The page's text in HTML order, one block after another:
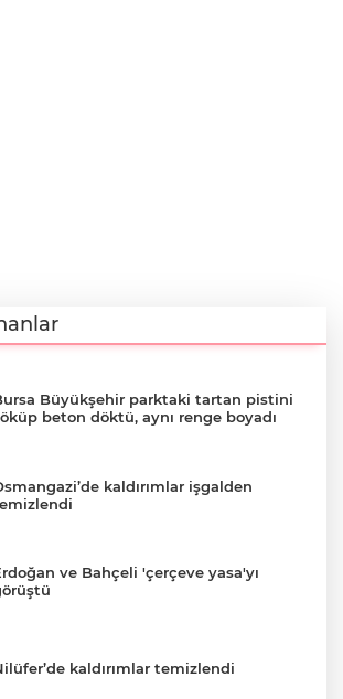
Büyükşehir parktaki tartan pistini
beton döktü, aynı renge boyadı
kaldırımlar işgalden
ve Bahçeli 'çerçeve yasa'yı
kaldırımlar temizlendi